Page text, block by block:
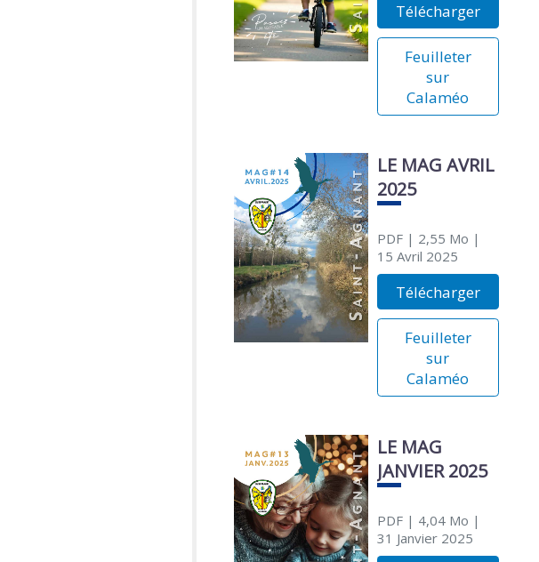
Télécharger
Feuilleter
sur
Calaméo
LE MAG AVRIL
2025
PDF| 2,55 Mo |
15 Avril 2025
Télécharger
Feuilleter
sur
Calaméo
LE MAG
JANVIER 2025
PDF| 4,04 Mo |
31 Janvier 2025